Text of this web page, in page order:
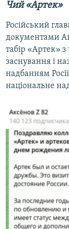
Чий «Артек»
Російський
документами
табір «Артек»
заснування і
надбанням
національне